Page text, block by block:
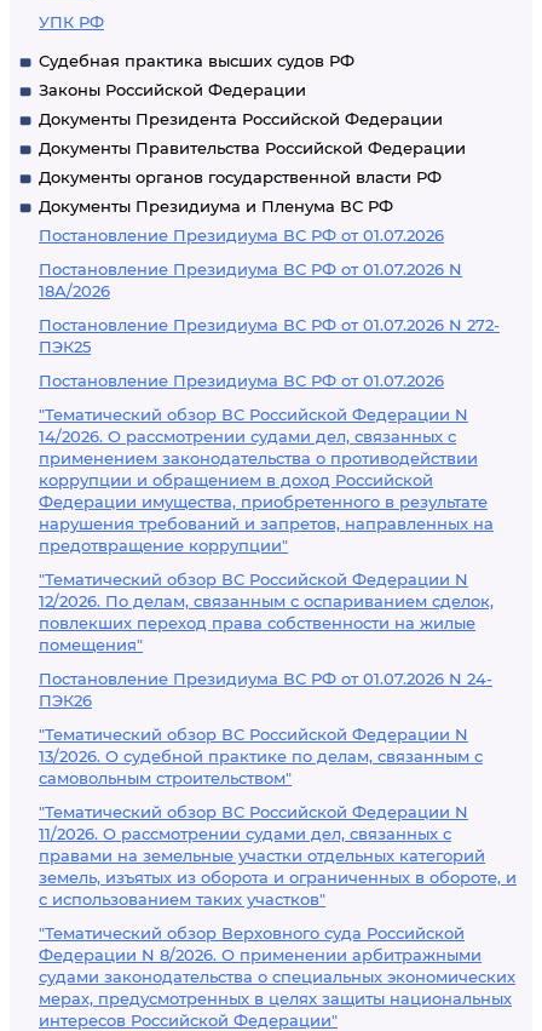
УПК РФ
Судебная практика высших судов РФ
Законы Российской Федерации
Документы Президента Российской Федерации
Документы Правительства Российской Федерации
Документы органов государственной власти РФ
Документы Президиума и Пленума ВС РФ
Постановление Президиума ВС РФ от 01.07.2026
Постановление Президиума ВС РФ от 01.07.2026 N
18А/2026
Постановление Президиума ВС РФ от 01.07.2026 N 272-
ПЭК25
Постановление Президиума ВС РФ от 01.07.2026
"Тематический обзор ВС Российской Федерации N
14/2026. О рассмотрении судами дел, связанных с
применением законодательства о противодействии
коррупции и обращением в доход Российской
Федерации имущества, приобретенного в результате
нарушения требований и запретов, направленных на
предотвращение коррупции"
"Тематический обзор ВС Российской Федерации N
12/2026. По делам, связанным с оспариванием сделок,
повлекших переход права собственности на жилые
помещения"
Постановление Президиума ВС РФ от 01.07.2026 N 24-
ПЭК26
"Тематический обзор ВС Российской Федерации N
13/2026. О судебной практике по делам, связанным с
самовольным строительством"
"Тематический обзор ВС Российской Федерации N
11/2026. О рассмотрении судами дел, связанных с
правами на земельные участки отдельных категорий
земель, изъятых из оборота и ограниченных в обороте, и
с использованием таких участков"
"Тематический обзор Верховного суда Российской
Федерации N 8/2026. О применении арбитражными
судами законодательства о специальных экономических
мерах, предусмотренных в целях защиты национальных
интересов Российской Федерации"